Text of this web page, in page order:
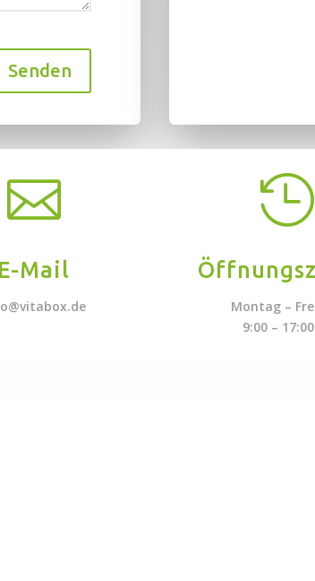
Senden

E-Mail

Montag –
9:00 –